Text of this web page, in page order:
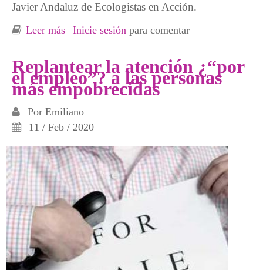
Javier Andaluz de Ecologistas en Acción.
Leer más sobre La emergencia climática y sus
Inicie sesión para comentar
Replantear la atención ¿“por
el empleo”? a las personas
más empobrecidas
Por Emiliano
11 / Feb / 2020